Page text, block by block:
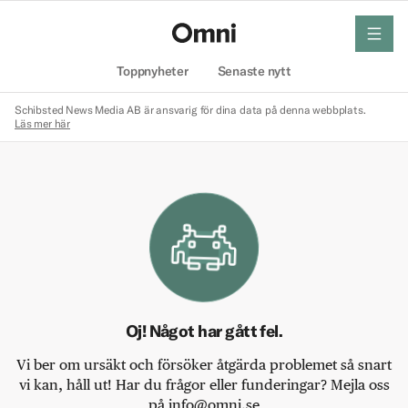
Toppnyheter Senaste nytt
meny
Schibsted News Media AB är ansvarig för dina data på denna webbplats.
Läs mer här
Oj! Något har gått fel.
Vi ber om ursäkt och försöker åtgärda problemet så snart
vi kan, håll ut! Har du frågor eller funderingar? Mejla oss